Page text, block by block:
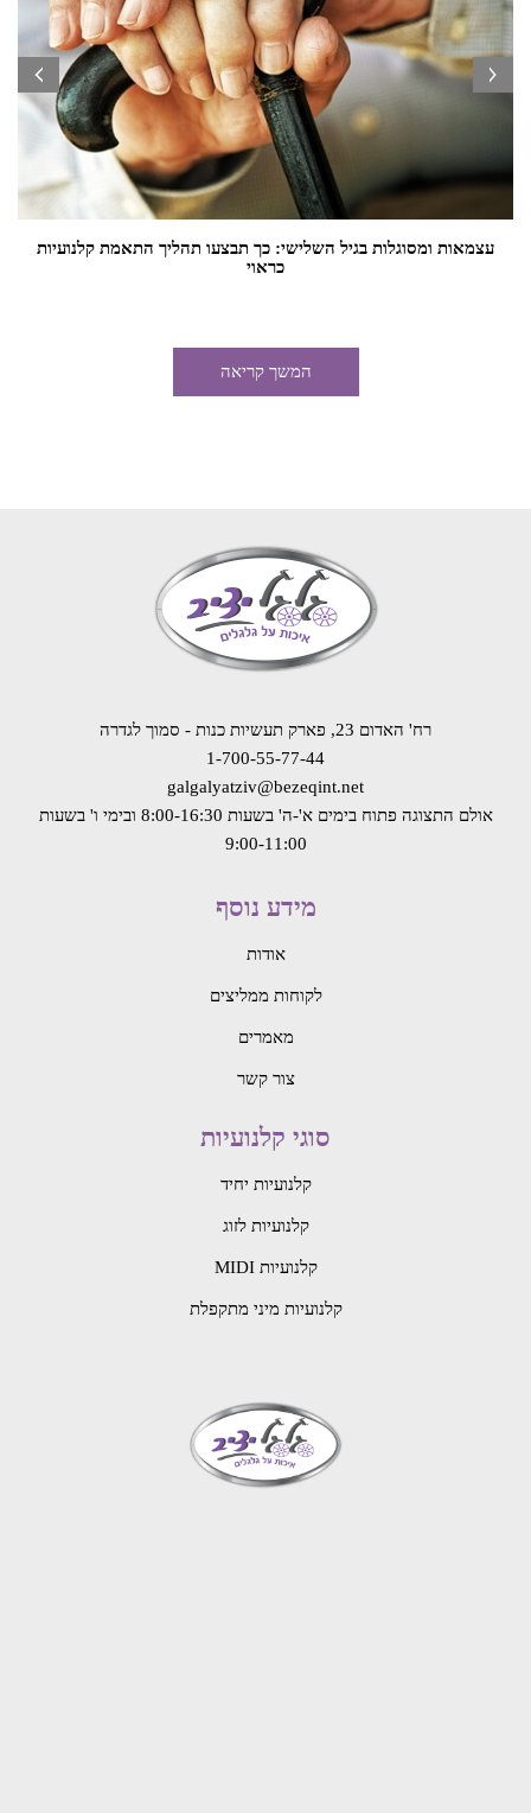
עצמאות ומסוגלות בגיל השלישי: כך תבצעו תהליך התאמת קלנועיות
כראוי
המשך קריאה
prev next
רח' האדום 23, פארק תעשיות כנות - סמוך לגדרה
1-700-55-77-44
galgalyatziv@bezeqint.net
אולם התצוגה פתוח בימים א'-ה' בשעות 8:00-16:30
ובימי ו' בשעות
9:00-11:00
מידע נוסף
אודות
לקוחות ממליצים
מאמרים
צור קשר
סוגי קלנועיות
קלנועיות יחיד
קלנועיות לזוג
קלנועיות MIDI
קלנועיות מיני מתקפלת